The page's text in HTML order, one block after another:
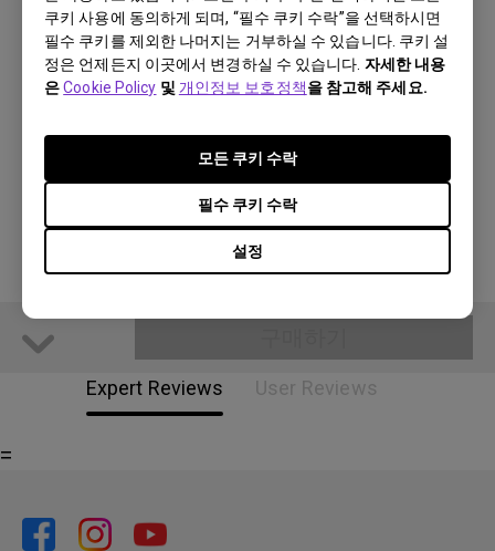
쿠키 사용에 동의하게 되며, “필수 쿠키 수락”을 선택하시면
필수 쿠키를 제외한 나머지는 거부하실 수 있습니다. 쿠키 설
정은 언제든지 이곳에서 변경하실 수 있습니다. 자세한 내용
은Cookie Policy 및 개인정보 보호정책을 참고해 주세요.
설정
필수 쿠키 수락
모든 쿠키 수락
구매하기
Payment Information
Shipping Information
다른 구매 가능한 장소
Expert Reviews User Reviews
=